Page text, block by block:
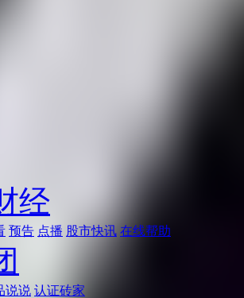
经
预告 点播 股市快讯 在线帮助
说说 认证砖家